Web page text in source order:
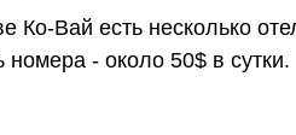
Ко-Вай есть несколько
номера - около 50$ в сутки.